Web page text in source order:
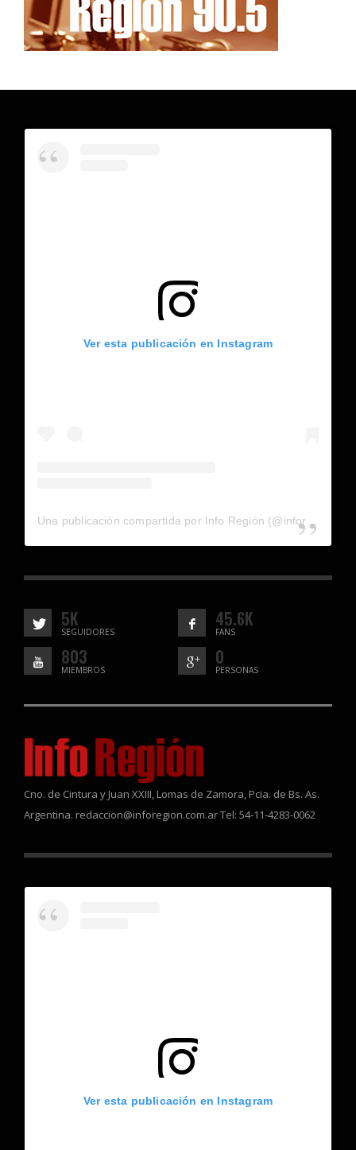
Ver esta publicación en Instagram
5K
SEGUIDORES
45.6K
FANS
803
MIEMBROS
0
PERSONAS
Cno. de Cintura y Juan XXIII, Lomas de Zamora, Pcia. de Bs. As.
Argentina. redaccion@inforegion.com.ar Tel: 54-11-4283-0062
Ver esta publicación en Instagram